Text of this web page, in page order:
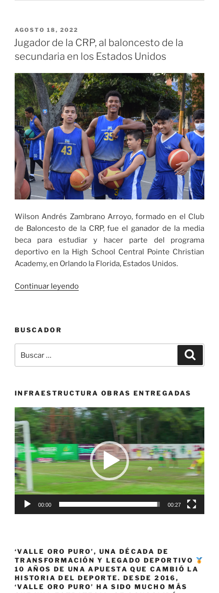
PUBLICADO
EL
AGOSTO 18, 2022
Jugador de la CRP, al baloncesto de la
secundaria en los Estados Unidos
Wilson Andrés Zambrano Arroyo, formado en el Club
de Baloncesto de la CRP, fue el ganador de la media
beca para estudiar y hacer parte del programa
deportivo en la High School Central Pointe Christian
Academy, en Orlando la Florida, Estados Unidos.
Continuar leyendo«Jugador
baloncesto
la
en
Estados
Unidos»
BUSCADOR
por:
INFRAESTRUCTURA OBRAS ENTREGADAS
Reproductor
de
vídeo
00:00 00:27
‘VALLE ORO PURO’, UNA DÉCADA DE
TRANSFORMACIÓN Y LEGADO DEPORTIVO
10 AÑOS DE UNA APUESTA QUE CAMBIÓ LA
HISTORIA DEL DEPORTE. DESDE 2016,
‘VALLE ORO PURO’ HA SIDO MUCHO MÁS